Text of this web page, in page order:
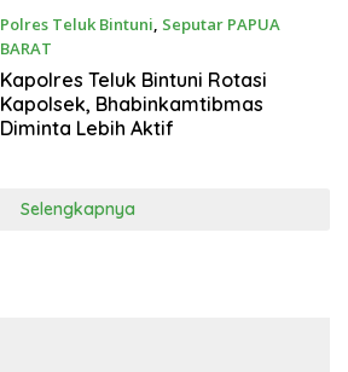
Polres Teluk Bintuni, Seputar PAPUA
BARAT
Rabu, 5 Agustus 2026
Kapolres Teluk Bintuni Rotasi
Kapolsek, Bhabinkamtibmas
Diminta Lebih Aktif
Selengkapnya